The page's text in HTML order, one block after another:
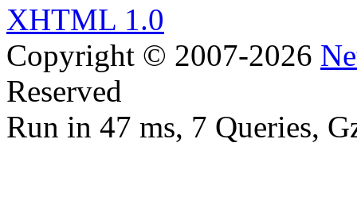
XHTML 1.0
Copyright © 2007-2026
Reserved
Run in 47 ms, 7 Queries,